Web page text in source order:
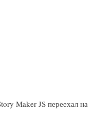
Maker JS переехал на